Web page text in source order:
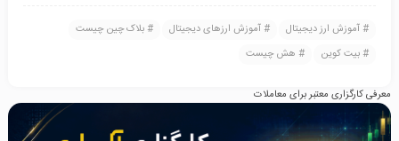
آموزش ارز دیجیتال آموزش ارزهای دیجیتال
بلاک چین چیست
بیت کوین
هش چیست
معرفی کارگزاری معتبر برای معاملات